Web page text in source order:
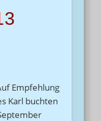
Empfehlung
Karl buchten